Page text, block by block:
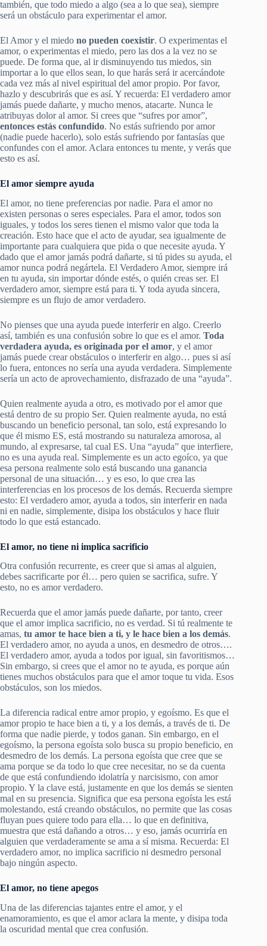
también, que todo miedo a algo (sea a lo que sea), siempre
será un obstáculo para experimentar el amor.
El Amor y el miedo no pueden coexistir. O experimentas el
amor, o experimentas el miedo, pero las dos a la vez no se
puede. De forma que, al ir disminuyendo tus miedos, sin
importar a lo que ellos sean, lo que harás será ir acercándote
cada vez más al nivel espiritual del amor propio. Por favor,
hazlo y descubrirás que es así. Y recuerda: El verdadero amor
jamás puede dañarte, y mucho menos, atacarte. Nunca le
atribuyas dolor al amor. Si crees que “sufres por amor”,
entonces estás confundido. No estás sufriendo por amor
(nadie puede hacerlo), solo estás sufriendo por fantasías que
confundes con el amor. Aclara entonces tu mente, y verás que
esto es así.
El amor siempre ayuda
El amor, no tiene preferencias por nadie. Para el amor no
existen personas o seres especiales. Para el amor, todos son
iguales, y todos los seres tienen el mismo valor que toda la
creación. Esto hace que el acto de ayudar, sea igualmente de
importante para cualquiera que pida o que necesite ayuda. Y
dado que el amor jamás podrá dañarte, si tú pides su ayuda, el
amor nunca podrá negártela. El Verdadero Amor, siempre irá
en tu ayuda, sin importar dónde estés, o quién creas ser. El
verdadero amor, siempre está para ti. Y toda ayuda sincera,
siempre es un flujo de amor verdadero.
No pienses que una ayuda puede interferir en algo. Creerlo
así, también es una confusión sobre lo que es el amor. Toda
verdadera ayuda, es originada por el amor, y el amor
jamás puede crear obstáculos o interferir en algo… pues si así
lo fuera, entonces no sería una ayuda verdadera. Simplemente
sería un acto de aprovechamiento, disfrazado de una “ayuda”.
Quien realmente ayuda a otro, es motivado por el amor que
está dentro de su propio Ser. Quien realmente ayuda, no está
buscando un beneficio personal, tan solo, está expresando lo
que él mismo ES, está mostrando su naturaleza amorosa, al
mundo, al expresarse, tal cual ES. Una “ayuda” que interfiere,
no es una ayuda real. Simplemente es un acto egoíco, ya que
esa persona realmente solo está buscando una ganancia
personal de una situación… y es eso, lo que crea las
interferencias en los procesos de los demás. Recuerda siempre
esto: El verdadero amor, ayuda a todos, sin interferir en nada
ni en nadie, simplemente, disipa los obstáculos y hace fluir
todo lo que está estancado.
El amor, no tiene ni implica sacrificio
Otra confusión recurrente, es creer que si amas al alguien,
debes sacrificarte por él… pero quien se sacrifica, sufre. Y
esto, no es amor verdadero.
Recuerda que el amor jamás puede dañarte, por tanto, creer
que el amor implica sacrificio, no es verdad. Si tú realmente te
amas, tu amor te hace bien a ti, y le hace bien a los demás.
El verdadero amor, no ayuda a unos, en desmedro de otros….
El verdadero amor, ayuda a todos por igual, sin favoritismos…
Sin embargo, si crees que el amor no te ayuda, es porque aún
tienes muchos obstáculos para que el amor toque tu vida. Esos
obstáculos, son los miedos.
La diferencia radical entre amor propio, y egoísmo. Es que el
amor propio te hace bien a ti, y a los demás, a través de ti. De
forma que nadie pierde, y todos ganan. Sin embargo, en el
egoísmo, la persona egoísta solo busca su propio beneficio, en
desmedro de los demás. La persona egoísta que cree que se
ama porque se da todo lo que cree necesitar, no se da cuenta
de que está confundiendo idolatría y narcisismo, con amor
propio. Y la clave está, justamente en que los demás se sienten
mal en su presencia. Significa que esa persona egoísta les está
molestando, está creando obstáculos, no permite que las cosas
fluyan pues quiere todo para ella… lo que en definitiva,
muestra que está dañando a otros… y eso, jamás ocurriría en
alguien que verdaderamente se ama a sí misma. Recuerda: El
verdadero amor, no implica sacrificio ni desmedro personal
bajo ningún aspecto.
El amor, no tiene apegos
Una de las diferencias tajantes entre el amor, y el
enamoramiento, es que el amor aclara la mente, y disipa toda
la oscuridad mental que crea confusión.